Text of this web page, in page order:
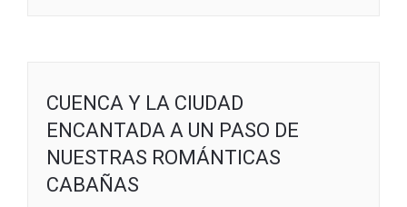
CUENCA Y LA CIUDAD
ENCANTADA A UN PASO DE
NUESTRAS ROMÁNTICAS
CABAÑAS